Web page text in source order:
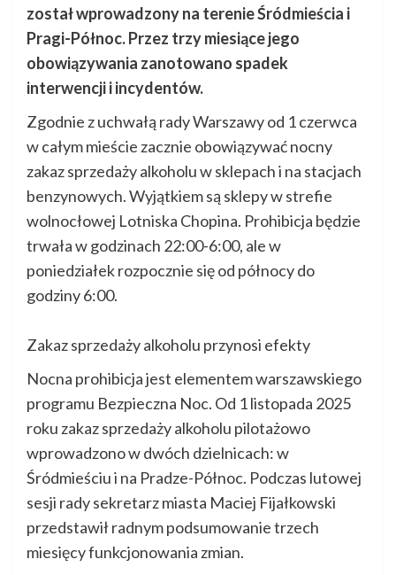
został wprowadzony na terenie Śródmieścia i
Pragi-Północ. Przez trzy miesiące jego
obowiązywania zanotowano spadek
interwencji i incydentów.
Zgodnie z uchwałą rady Warszawy od 1 czerwca
w całym mieście zacznie obowiązywać nocny
zakaz sprzedaży alkoholu w sklepach i na stacjach
benzynowych. Wyjątkiem są sklepy w strefie
wolnocłowej Lotniska Chopina. Prohibicja będzie
trwała w godzinach 22:00-6:00, ale w
poniedziałek rozpocznie się od północy do
godziny 6:00.
Zakaz sprzedaży alkoholu przynosi efekty
Nocna prohibicja jest elementem warszawskiego
programu Bezpieczna Noc. Od 1 listopada 2025
roku zakaz sprzedaży alkoholu pilotażowo
wprowadzono w dwóch dzielnicach: w
Śródmieściu i na Pradze-Północ. Podczas lutowej
sesji rady sekretarz miasta Maciej Fijałkowski
przedstawił radnym podsumowanie trzech
miesięcy funkcjonowania zmian.